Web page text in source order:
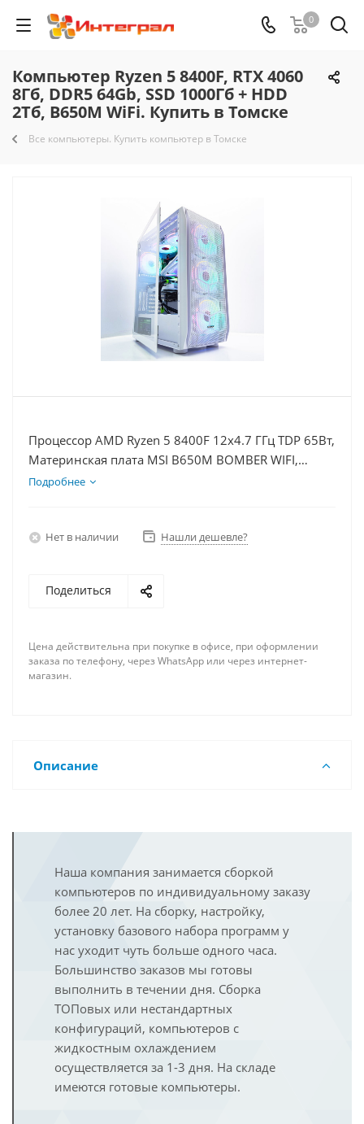
0
Компьютер Ryzen 5 8400F, RTX 4060
8Гб, DDR5 64Gb, SSD 1000Гб + HDD
2Тб, B650M WiFi. Купить в Томске
Все компьютеры. Купить компьютер в Томске
Процессор AMD Ryzen 5 8400F 12x4.7 ГГц TDP 65Вт,
Материнская плата MSI B650M BOMBER WIFI,
Видеокарта RTX 4060 8Гб, Память DDR5 64Gb,
Подробнее
Нет в наличии Нашли дешевле?
Поделиться
Цена действительна при покупке в офисе, при оформлении
заказа по телефону, через WhatsApp или через интернет-
магазин.
Описание
Наша компания занимается сборкой
компьютеров по индивидуальному заказу
более 20 лет. На сборку, настройку,
установку базового набора программ у
нас уходит чуть больше одного часа.
Большинство заказов мы готовы
выполнить в течении дня. Сборка
ТОПовых или нестандартных
конфигураций, компьютеров с
жидкостным охлаждением
осуществляется за 1-3 дня. На складе
имеются готовые компьютеры.